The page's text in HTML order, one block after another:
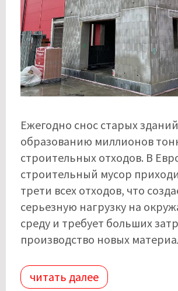
Ежегодно снос старых
образованию миллионов
строительных отходов. В
строительный мусор
трети всех отходов, что
серьезную нагрузку на
среду и требует больших
производство новых
читать далее